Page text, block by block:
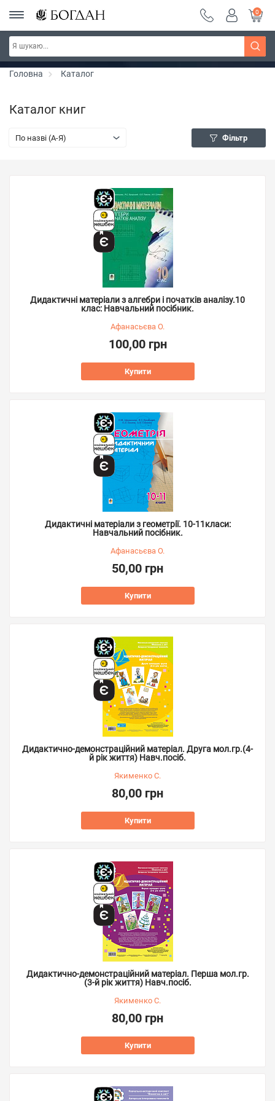
РОЗПРОДАЖ ~ 150 грн ~ 200 грн ~ 250 грн ~
300 грн ~ РОЗПРОДАЖ
Дізнатись більше
0
Головна Каталог
Каталог книг
По назві (A-Я) Фільтр
Дидактичні матеріали з алгебри і початків аналізу.10
клас: Навчальний посібник.
Афанасьєва О.
100,00 грн
Купити
Дидактичні матеріали з геометрії. 10-11класи:
Навчальний посібник.
Афанасьєва О.
50,00 грн
Купити
Дидактично-демонстраційний матеріал. Друга мол.гр.(4-
й рік життя) Навч.посіб.
Якименко С.
80,00 грн
Купити
Дидактично-демонстраційний матеріал. Перша мол.гр.
(3-й рік життя) Навч.посіб.
Якименко С.
80,00 грн
Купити